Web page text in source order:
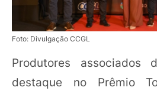
Foto: Divulgação CCGL
Produtores associados
destaque no Prêmio